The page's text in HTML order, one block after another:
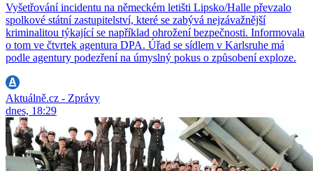
Vyšetřování incidentu na německém letišti Lipsko/Halle převzalo
spolkové státní zastupitelství, které se zabývá nejzávažnější
kriminalitou týkající se například ohrožení bezpečnosti. Informovala
o tom ve čtvrtek agentura DPA. Úřad se sídlem v Karlsruhe má
podle agentury podezření na úmyslný pokus o způsobení exploze.
Aktuálně.cz - Zprávy
dnes, 18:29